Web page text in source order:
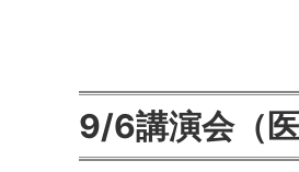
9/6講演会（医